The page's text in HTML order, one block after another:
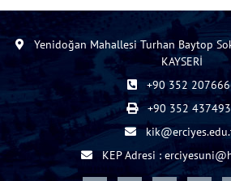
Yenidoğan Mahallesi Turhan Baytop
KAYSERİ
+90 352
+90 352
KEP Adresi :